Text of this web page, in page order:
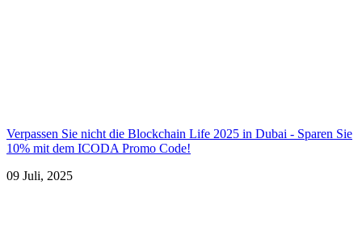
Verpassen Sie nicht die Blockchain Life 2025 in Dubai - Sparen Sie
10% mit dem ICODA Promo Code!
09 Juli, 2025